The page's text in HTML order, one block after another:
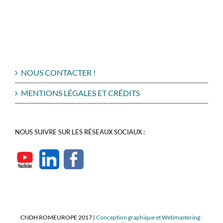
NOUS CONTACTER !
MENTIONS LÉGALES ET CRÉDITS
NOUS SUIVRE SUR LES RÉSEAUX SOCIAUX :
CNDH ROMEUROPE 2017 | Conception graphique et Webmastering :